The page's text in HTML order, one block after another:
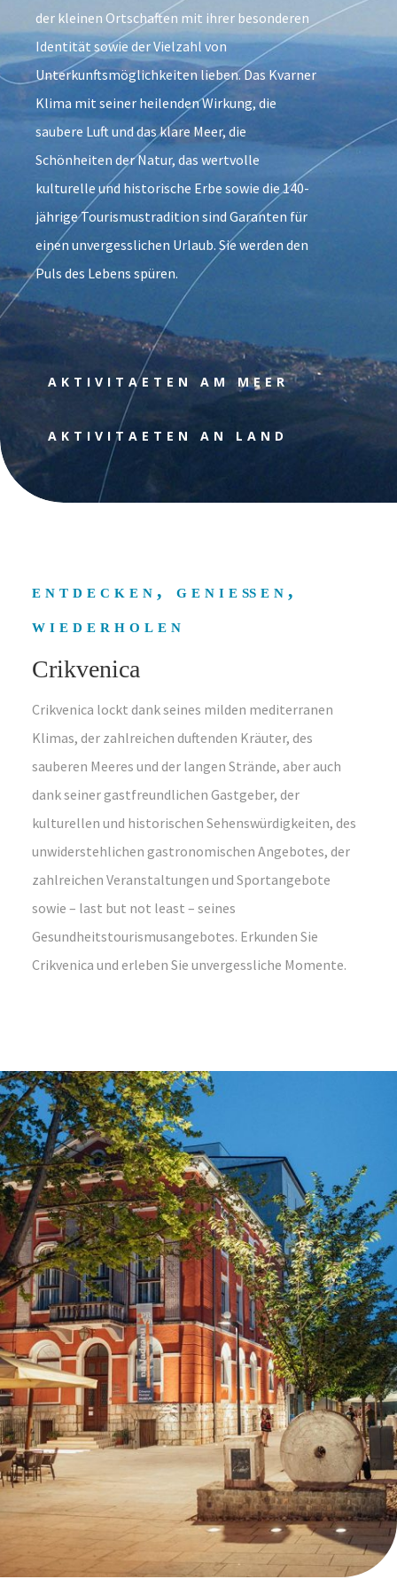
der kleinen Ortschaften mit ihrer besonderen
Identität sowie der Vielzahl von
Unterkunftsmöglichkeiten lieben. Das Kvarner
Klima mit seiner heilenden Wirkung, die
saubere Luft und das klare Meer, die
Schönheiten der Natur, das wertvolle
kulturelle und historische Erbe sowie die 140-
jährige Tourismustradition sind Garanten für
einen unvergesslichen Urlaub. Sie werden den
Puls des Lebens spüren.
AKTIVITAETEN AM MEER
AKTIVITAETEN AN LAND
entdecken, genießen,
wiederholen
Crikvenica
Crikvenica lockt dank seines milden mediterranen
Klimas, der zahlreichen duftenden Kräuter, des
sauberen Meeres und der langen Strände, aber auch
dank seiner gastfreundlichen Gastgeber, der
kulturellen und historischen Sehenswürdigkeiten, des
unwiderstehlichen gastronomischen Angebotes, der
zahlreichen Veranstaltungen und Sportangebote
sowie – last but not least – seines
Gesundheitstourismusangebotes. Erkunden Sie
Crikvenica und erleben Sie unvergessliche Momente.